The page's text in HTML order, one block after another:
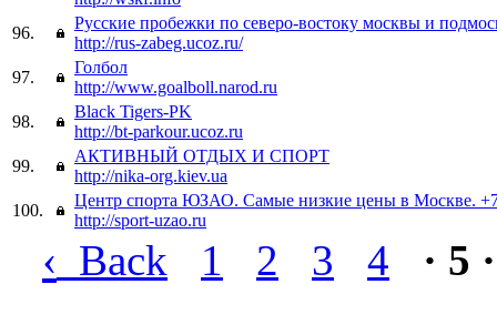
96.
Русские пробежки по северо-востоку москвы и
http://rus-zabeg.ucoz.ru/
97.
Голбол
http://www.goalboll.narod.ru
98.
Black Tigers-PK
http://bt-parkour.ucoz.ru
99.
АКТИВНЫЙ ОТДЫХ И СПОРТ
http://nika-org.kiev.ua
100.
Центр спорта ЮЗАО. Самые низкие цены в Москве.
http://sport-uzao.ru
‹ Back 1 2 3 4 · 5 ·